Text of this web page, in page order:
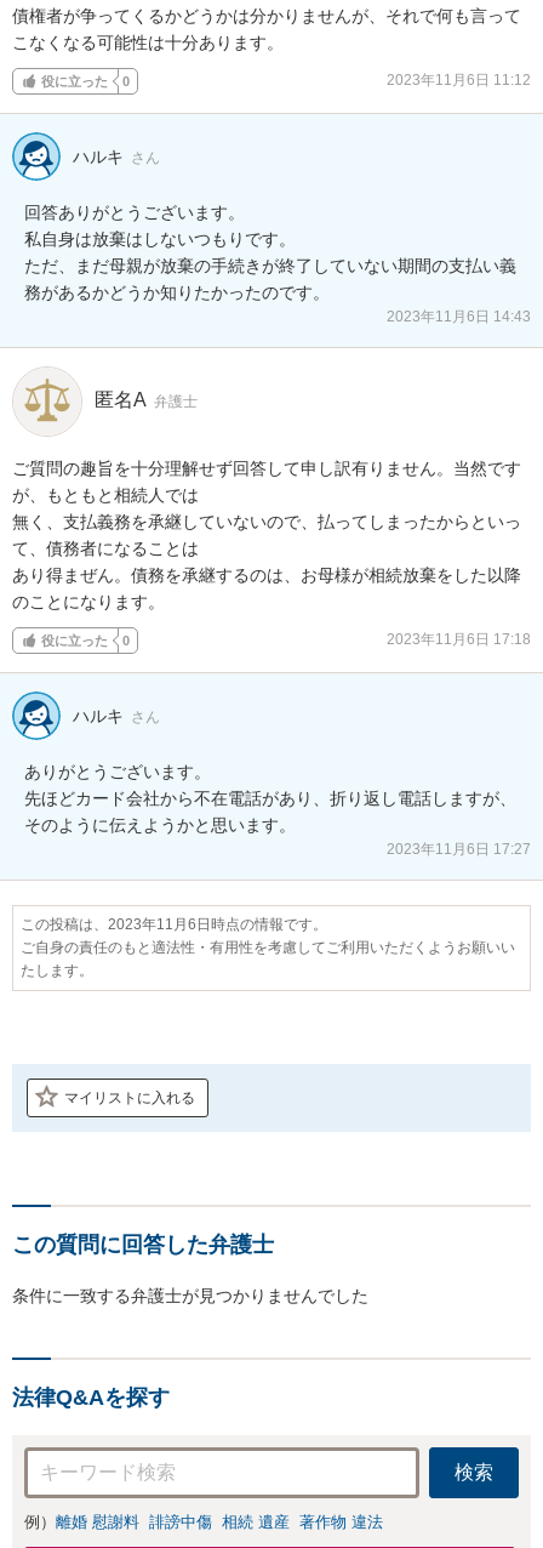
債権者が争ってくるかどうかは分かりませんが、それで何も言って
こなくなる可能性は十分あります。
役に立った 0 2023年11月6日 11:12
ハルキ さん
回答ありがとうございます。
私自身は放棄はしないつもりです。
ただ、まだ母親が放棄の手続きが終了していない期間の支払い義
務があるかどうか知りたかったのです。
2023年11月6日 14:43
匿名A 弁護士
ご質問の趣旨を十分理解せず回答して申し訳有りません。当然です
が、もともと相続人では
無く、支払義務を承継していないので、払ってしまったからといっ
て、債務者になることは
あり得まぜん。債務を承継するのは、お母様が相続放棄をした以降
のことになります。
役に立った 0 2023年11月6日 17:18
ハルキ さん
ありがとうございます。
先ほどカード会社から不在電話があり、折り返し電話しますが、
そのように伝えようかと思います。
2023年11月6日 17:27
この投稿は、2023年11月6日時点の情報です。
ご自身の責任のもと適法性・有用性を考慮してご利用いただくようお願いい
たします。
マイリストに入れる
この質問に回答した弁護士
条件に一致する弁護士が見つかりませんでした
法律Q&Aを探す
検索
例） 離婚 慰謝料 誹謗中傷 相続 遺産 著作物 違法